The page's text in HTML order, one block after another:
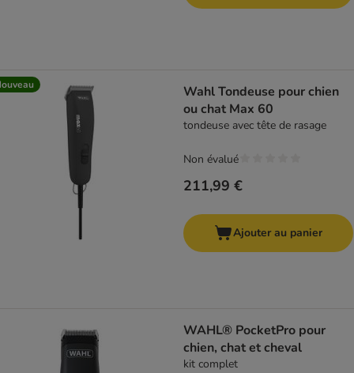
Wahl Tondeuse pour chien
ou chat Max 60
tondeuse avec tête de rasage
211,99 €
Non évalué
Ajouter au panier
WAHL® PocketPro pour
chien, chat et cheval
kit complet